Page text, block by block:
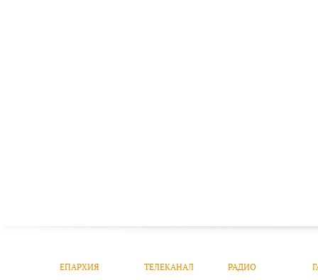
ЕПАРХИЯ
ТЕЛЕКАНАЛ
РАДИО